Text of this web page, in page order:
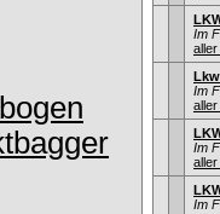
Im
aller
Im
aller
Im
aller
Im